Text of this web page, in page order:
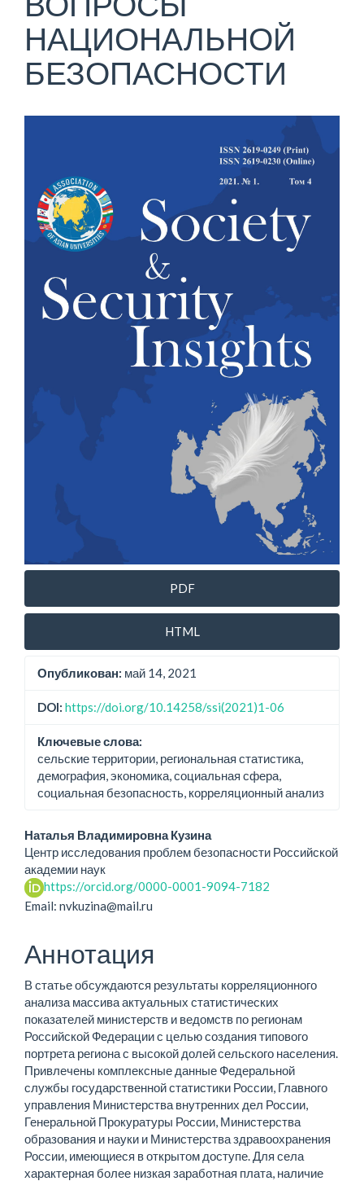
НАЦИОНАЛЬНОЙ
БЕЗОПАСНОСТИ
панели
PDF
HTML
Опубликован: май 14, 2021
DOI: https://doi.org/10.14258/ssi(2021)1-06
Ключевые слова:
сельские территории, региональная статистика,
демография, экономика, социальная сфера,
социальная безопасность, корреляционный анализ
Основное
содержание
статьи
Наталья Владимировна Кузина
Центр исследования проблем безопасности Российской
академии наук
https://orcid.org/0000-0001-9094-7182
Email: nvkuzina@mail.ru
Аннотация
В статье обсуждаются результаты корреляционного
анализа массива актуальных статистических
показателей министерств и ведомств по регионам
Российской Федерации с целью создания типового
портрета региона с высокой долей сельского населения.
Привлечены комплексные данные Федеральной
службы государственной статистики России, Главного
управления Министерства внутренних дел России,
Генеральной Прокуратуры России, Министерства
образования и науки и Министерства здравоохранения
России, имеющиеся в открытом доступе. Для села
характерная более низкая заработная плата, наличие